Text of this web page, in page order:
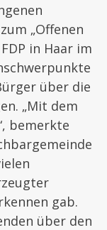
„Offenen
in Haar im
über die
„Mit dem
bemerkte
gab.
über den